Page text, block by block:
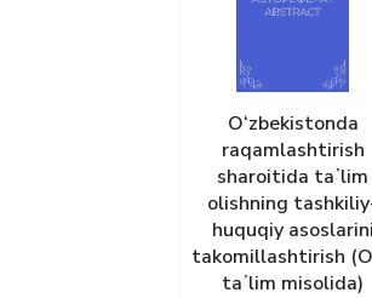
O‘zbekistonda
raqamlashtirish
sharoitida taʼlim
olishning
huquqiy asoslarini
takomillashtirish
taʼlim misolida)